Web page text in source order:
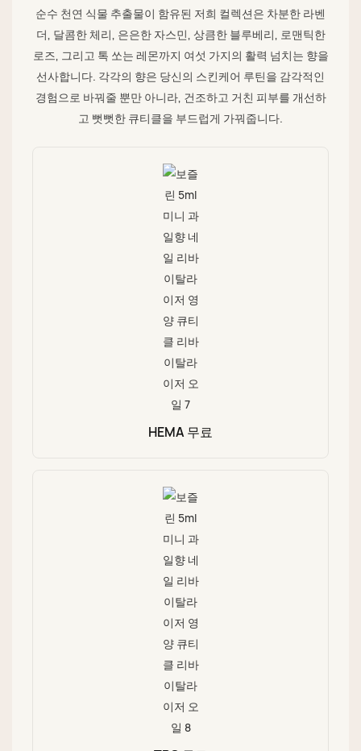
순수 천연 식물 추출물이 함유된 저희 컬렉션은 차분한 라벤
더, 달콤한 체리, 은은한 자스민, 상큼한 블루베리, 로맨틱한
로즈, 그리고 톡 쏘는 레몬까지 여섯 가지의 활력 넘치는 향을
선사합니다. 각각의 향은 당신의 스킨케어 루틴을 감각적인
경험으로 바꿔줄 뿐만 아니라, 건조하고 거친 피부를 개선하
고 뻣뻣한 큐티클을 부드럽게 가꿔줍니다.
HEMA 무료